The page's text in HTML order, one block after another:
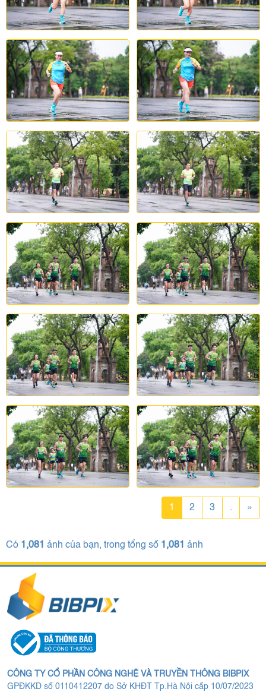
1 2 3 . »
Có 1,081 ảnh của bạn, trong tổng số 1,081 ảnh
CÔNG TY CỔ PHẦN CÔNG NGHỆ VÀ TRUYỀN THÔNG BIBPIX
GPĐKKD số 0110412207 do Sở KHĐT Tp.Hà Nội cấp 10/07/2023